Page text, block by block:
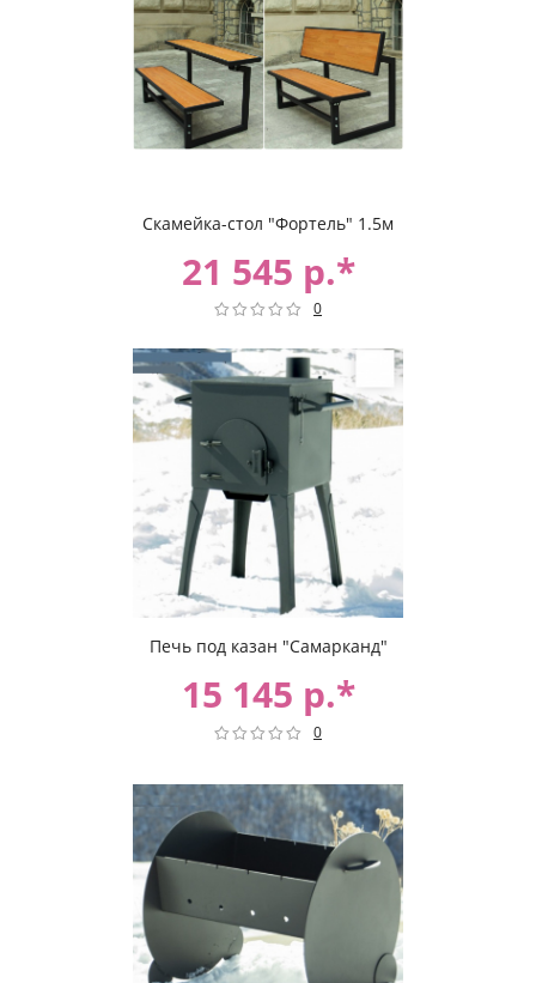
Скамейка-стол "Фортель" 1.5м
21 545 р.*
0
Печь под казан "Самарканд"
15 145 р.*
0